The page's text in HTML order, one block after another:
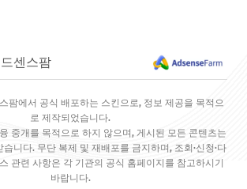
센스팜
팜에서 공식 배포하는 스킨으로, 정보 제공을 목적으
로 제작되었습니다.
중개를 목적으로 하지 않으며, 게시된 모든 콘텐츠는
니다. 무단 복제 및 재배포를 금지하며, 조회·신청·다
관련 사항은 각 기관의 공식 홈페이지를 참고하시기
바랍니다.